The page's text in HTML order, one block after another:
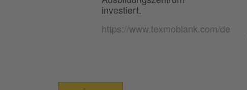
investiert.
https://www.texmoblank.com/de